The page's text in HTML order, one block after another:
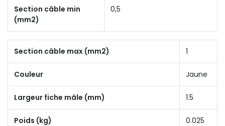
Section câble min
(mm2)
0,5
Section câble max (mm2) 1
Couleur Jaune
Largeur fiche mâle (mm) 1.5
Poids (kg) 0.025